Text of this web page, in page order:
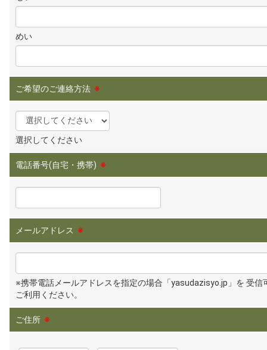
めい
ご希望のご連絡方法 ※
選択してください
電話番号(自宅・携帯) ※
メールアドレス ※
※携帯電話メールアドレスを指定の場合「yasudazisyo.jp」を 受信
ご利用ください。
ご住所 ※